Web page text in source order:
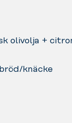
olivolja +
knäcke